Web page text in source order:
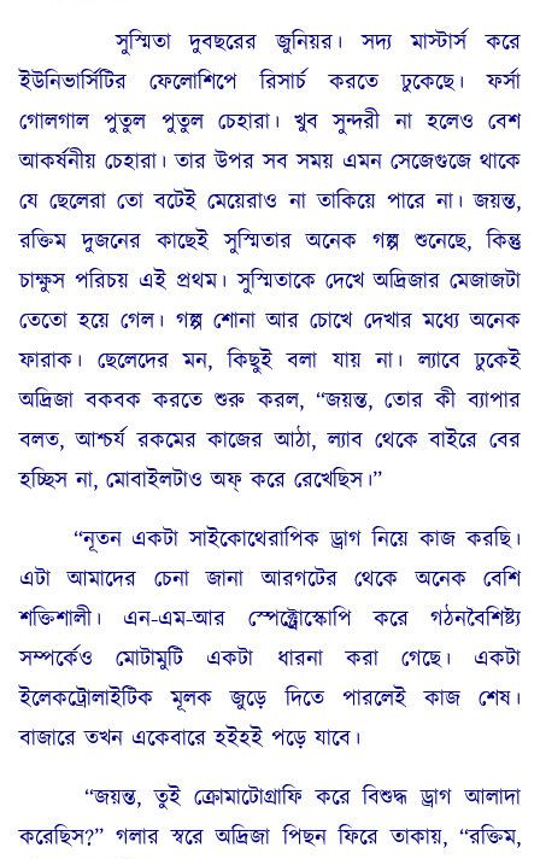
সুস্মিতা দুবছরের জুনিয়র। সদ্য মাস্টার্স করে
ইউনিভার্সিটির ফেলোশিপে রিসার্চ করতে ঢুকেছে। ফর্সা
গোলগাল পুতুল পুতুল চেহারা। খুব সুন্দরী না হলেও বেশ
আকর্ষনীয় চেহারা। তার উপর সব সময় এমন সেজেগুজে থাকে
যে ছেলেরা তো বটেই মেয়েরাও না তাকিয়ে পারে না। জয়ন্ত,
রক্তিম দুজনের কাছেই সুস্মিতার অনেক গল্প শুনেছে, কিন্তু
চাক্ষুস পরিচয় এই প্রথম। সুস্মিতাকে দেখে অদ্রিজার মেজাজটা
তেতো হয়ে গেল। গল্প শোনা আর চোখে দেখার মধ্যে অনেক
ফারাক। ছেলেদের মন, কিছুই বলা যায় না। ল্যাবে ঢুকেই
অদ্রিজা বকবক করতে শুরু করল, “জয়ন্ত, তোর কী ব্যাপার
বলত, আশ্চর্য রকমের কাজের আঠা, ল্যাব থেকে বাইরে বের
হচ্ছিস না, মোবাইলটাও অফ্ করে রেখেছিস।”
“নূতন একটা সাইকোথেরাপিক ড্রাগ নিয়ে কাজ করছি।
এটা আমাদের চেনা জানা আরগটের থেকে অনেক বেশি
শক্তিশালী। এন-এম-আর স্পেক্ট্রোস্কোপি করে গঠনবৈশিষ্ট্য
সম্পর্কেও মোটামুটি একটা ধারনা করা গেছে। একটা
ইলেকট্রোলাইটিক মূলক জুড়ে দিতে পারলেই কাজ শেষ।
বাজারে তখন একেবারে হইহই পড়ে যাবে।
“জয়ন্ত, তুই ক্রোমাটোগ্রাফি করে বিশুদ্ধ ড্রাগ আলাদা
করেছিস?” গলার স্বরে অদ্রিজা পিছন ফিরে তাকায়, “রক্তিম,